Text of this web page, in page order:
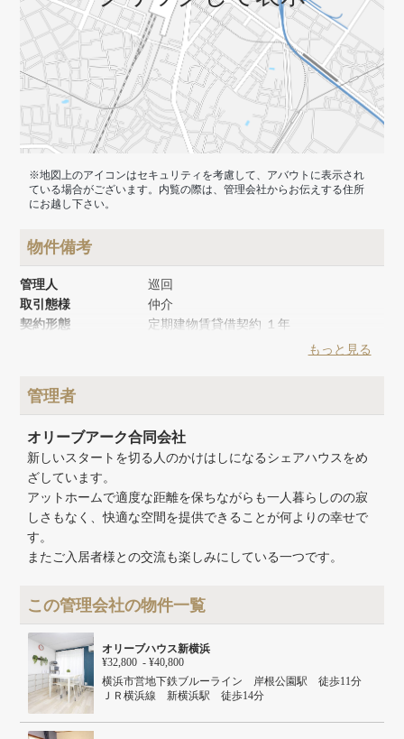
※地図上のアイコンはセキュリティを考慮して、アバウトに表示され
ている場合がございます。内覧の際は、管理会社からお伝えする住所
にお越し下さい。
物件備考
管理人
巡回
取引態様
仲介
契約形態
定期建物賃貸借契約 １年
建物階数
もっと見る
管理者
オリーブアーク合同会社
新しいスタートを切る人のかけはしになるシェアハウスをめ
ざしています。
アットホームで適度な距離を保ちながらも一人暮らしのの寂
しさもなく、快適な空間を提供できることが何よりの幸せで
す。
またご入居者様との交流も楽しみにしている一つです。
この管理会社の物件一覧
オリーブハウス新横浜
¥32,800 - ¥40,800
横浜市営地下鉄ブルーライン 岸根公園駅 徒歩11分
ＪＲ横浜線 新横浜駅 徒歩14分